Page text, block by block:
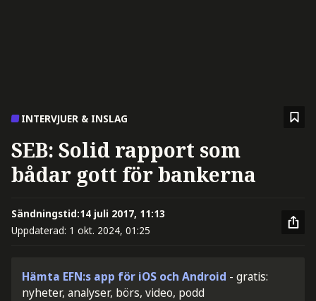
INTERVJUER & INSLAG
SEB: Solid rapport som
bådar gott för bankerna
Sändningstid:14 juli 2017, 11:13
Uppdaterad: 1 okt. 2024, 01:25
Hämta EFN:s app för iOS och Android - gratis:
nyheter, analyser, börs, video, podd